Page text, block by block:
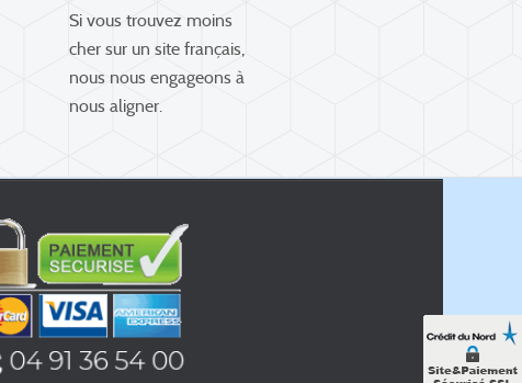
Si vous trouvez moins
cher sur un site français,
nous nous engageons à
nous aligner.